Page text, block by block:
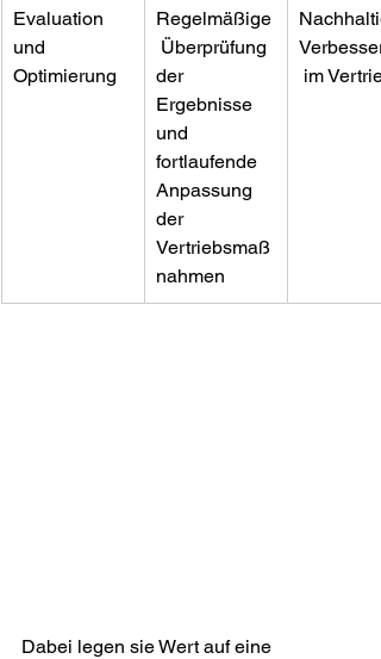
Evaluation
und
Optimierung
Regelmäßige
Überprüfung
der
Ergebnisse
und
fortlaufende
Anpassung
der
Vertriebsmaß
nahmen
im
Dabei legen sie Wert auf eine